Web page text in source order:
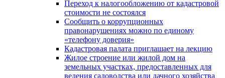
Переход к налогообложению от кадастровой
стоимости не состоялся
Сообщить о коррупционных
правонарушениях можно по единому
«телефону доверия»
Кадастровая палата приглашает на лекцию
Жилое строение или жилой дом на
земельных участках, предоставленных для
ведения садоводства или дачного хозяйства